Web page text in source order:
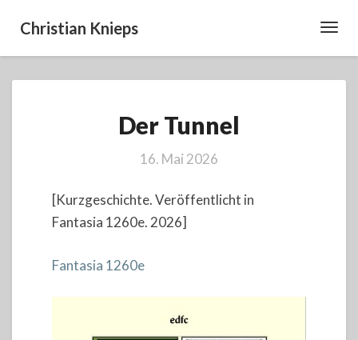
Christian Knieps
Tunnel
Der Tunnel
16. Mai 2026
[Kurzgeschichte. Veröffentlicht in
Fantasia 1260e. 2026]
Fantasia 1260e